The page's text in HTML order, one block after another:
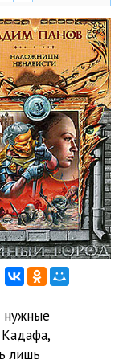
10:11
20:58
21:47
18:32
11:19
09:18
14:31
08:20
нужные
лишь